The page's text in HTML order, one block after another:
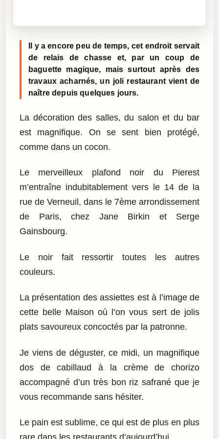
Il y a encore peu de temps, cet endroit servait
de relais de chasse et, par un coup de
baguette magique, mais surtout après des
travaux acharnés, un joli restaurant vient de
naître depuis quelques jours.
La décoration des salles, du salon et du bar
est magnifique. On se sent bien protégé,
comme dans un cocon.
Le merveilleux plafond noir du Pierest
m’entraîne indubitablement vers le 14 de la
rue de Verneuil, dans le 7ème arrondissement
de Paris, chez Jane Birkin et Serge
Gainsbourg.
Le noir fait ressortir toutes les autres
couleurs.
La présentation des assiettes est à l’image de
cette belle Maison où l’on vous sert de jolis
plats savoureux concoctés par la patronne.
Je viens de déguster, ce midi, un magnifique
dos de cabillaud à la crème de chorizo
accompagné d’un très bon riz safrané que je
vous recommande sans hésiter.
Le pain est sublime, ce qui est de plus en plus
rare dans les restaurants d’aujourd’hui.